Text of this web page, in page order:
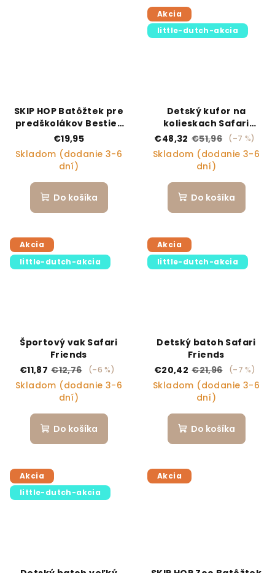
SKIP HOP Batôžtek pre
predškolákov Besties
Squad Dino, 3r+
€19,95
Skladom (dodanie 3-6
dní)
Do košíka
Akcia
little-dutch-akcia
Detský kufor na
kolieskach Safari
Friends
€48,32 €51,96 (–7 %)
Skladom (dodanie 3-6
dní)
Do košíka
Akcia
little-dutch-akcia
Športový vak Safari
Friends
€11,87 €12,76 (–6 %)
Skladom (dodanie 3-6
dní)
Do košíka
Akcia
little-dutch-akcia
Detský batoh Safari
Friends
€20,42 €21,96 (–7 %)
Skladom (dodanie 3-6
dní)
Do košíka
Akcia
little-dutch-akcia
Akcia